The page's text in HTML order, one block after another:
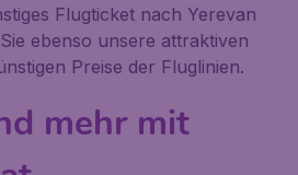
Flugticket nach Yerevan
ebenso unsere attraktiven
Preise der Fluglinien.
mehr mit